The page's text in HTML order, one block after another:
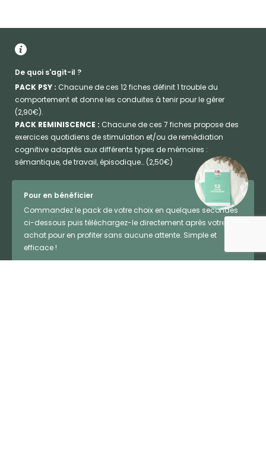
De quoi s'agit-il ?
PACK PSY : Chacune de ces 12 fiches définit 1 trouble du
comportement et donne les conduites à tenir pour le gérer
(2,90€).
PACK REMINISCENCE : Chacune de ces 7 fiches propose des
exercices quotidiens de stimulation et/ou de remédiation
cognitive adaptés aux différents types de mémoires :
sémantique, de travail, épisodique… (2,50€)
Pour en bénéficier
Commandez le pack de votre choix en quelques secondes
ci-dessous puis téléchargez-le directement après votre
achat pour en profiter sans aucune attente. Simple et
efficace !